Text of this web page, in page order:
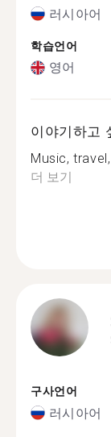
러시아어
학습언어
영어
이야기하고
Music,
더 보기
구사언어
러시아어